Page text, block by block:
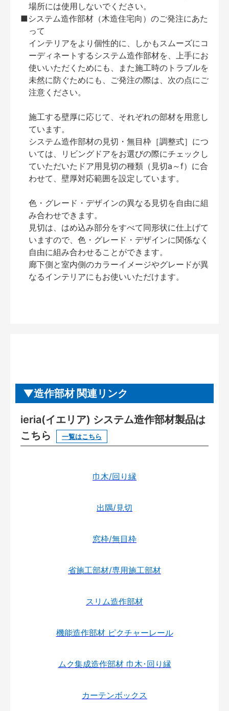
場所には使用しないでください。
■システム造作部材（木造住宅向）のご発注にあた
って
インテリアをより個性的に、しかもスムーズにコ
ーディネートするシステム造作部材を、上手にお
使いいただくためにも、また施工時のトラブルを
未然に防ぐためにも、ご発注の際は、次の点にご
注意ください。
施工する壁厚に応じて、それぞれの部材を用意し
ています。
システム造作部材の見切・無目枠［調整式］につ
いては、リビングドアをお選びの際にチェックし
ていただいたドア用見切の種類（見切a～f）に合
わせて、壁厚対応範囲を設定しています。
色・グレード・デザインの異なる見切を自由に組
み合わせできます。
見切は、はめ込み部分をすべて同形状に仕上げて
いますので、色・グレード・デザインに関係なく
自由に組み合わせることができます。
廊下側と室内側のカラーイメージやグレードが異
なるインテリアにもお使いいただけます。
造作部材 関連リンク
ieria(イエリア) システム造作部材製品は
こちら
一覧はこちら
巾木/回り縁
出隅/見切
窓枠/無目枠
省施工部材/専用施工部材
スリム造作部材
機能造作部材 ピクチャーレール
ムク集成造作部材 巾木･回り縁
カーテンボックス